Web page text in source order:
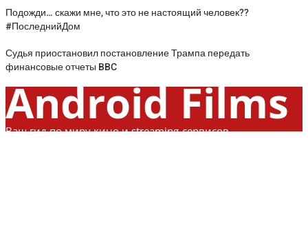
Подожди… скажи мне, что это не настоящий человек??
#ПоследнийДом
Судья приостановил постановление Трампа передать
финансовые отчеты BBC
Android Films
Ваш гид по миру кино и streaming-сервисов